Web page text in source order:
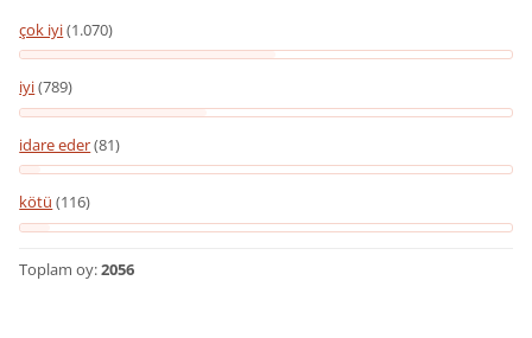
çok iyi(1.070)
iyi(789)
idare eder(81)
kötü (116)
Toplam oy:2056